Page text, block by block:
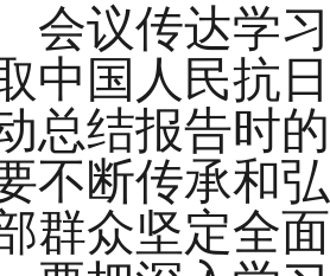
议传达学习
中国人民抗
总结报告时
不断传承和
群众坚定全